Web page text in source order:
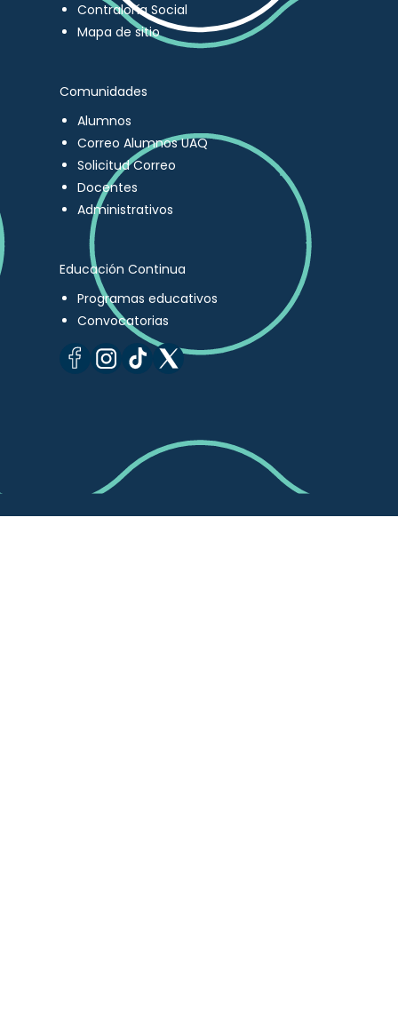
Contraloría Social
Mapa de sitio
Comunidades
Alumnos
Correo Alumnos UAQ
Solicitud Correo
Docentes
Administrativos
Educación Continua
Programas educativos
Convocatorias